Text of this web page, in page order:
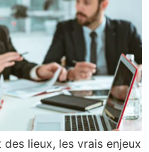
des lieux, les vrais enjeux